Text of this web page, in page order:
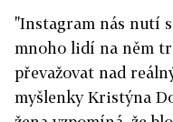
"Instagram nás nutí
mnoho lidí na něm
převažovat nad
myšlenky Kristýna